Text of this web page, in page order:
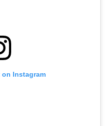
Instagram